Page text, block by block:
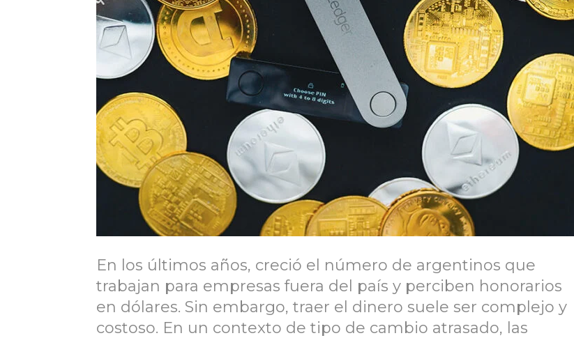
En los últimos años, creció el número de argentinos que
trabajan para empresas fuera del país y perciben honorarios
en dólares. Sin embargo, traer el dinero suele ser complejo y
costoso. En un contexto de tipo de cambio atrasado, las